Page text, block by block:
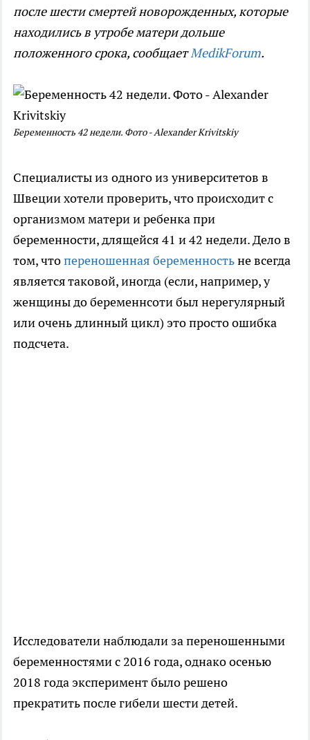
после шести смертей новорожденных, которые
находились в утробе матери дольше
положенного срока, сообщаетMedikForum.
Беременность 42 недели. Фото - Alexander Krivitskiy
Специалисты из одного из университетов в
Швеции хотели проверить, что происходит с
организмом матери и ребенка при
беременности, длящейся 41 и 42 недели. Дело в
том, чтопереношенная беременностьне всегда
является таковой, иногда (если, например, у
женщины до беременнсоти был нерегулярный
или очень длинный цикл) это просто ошибка
подсчета.
Исследователи наблюдали за переношенными
беременностями с 2016 года, однако осенью
2018 года эксперимент было решено
прекратить после гибели шести детей.